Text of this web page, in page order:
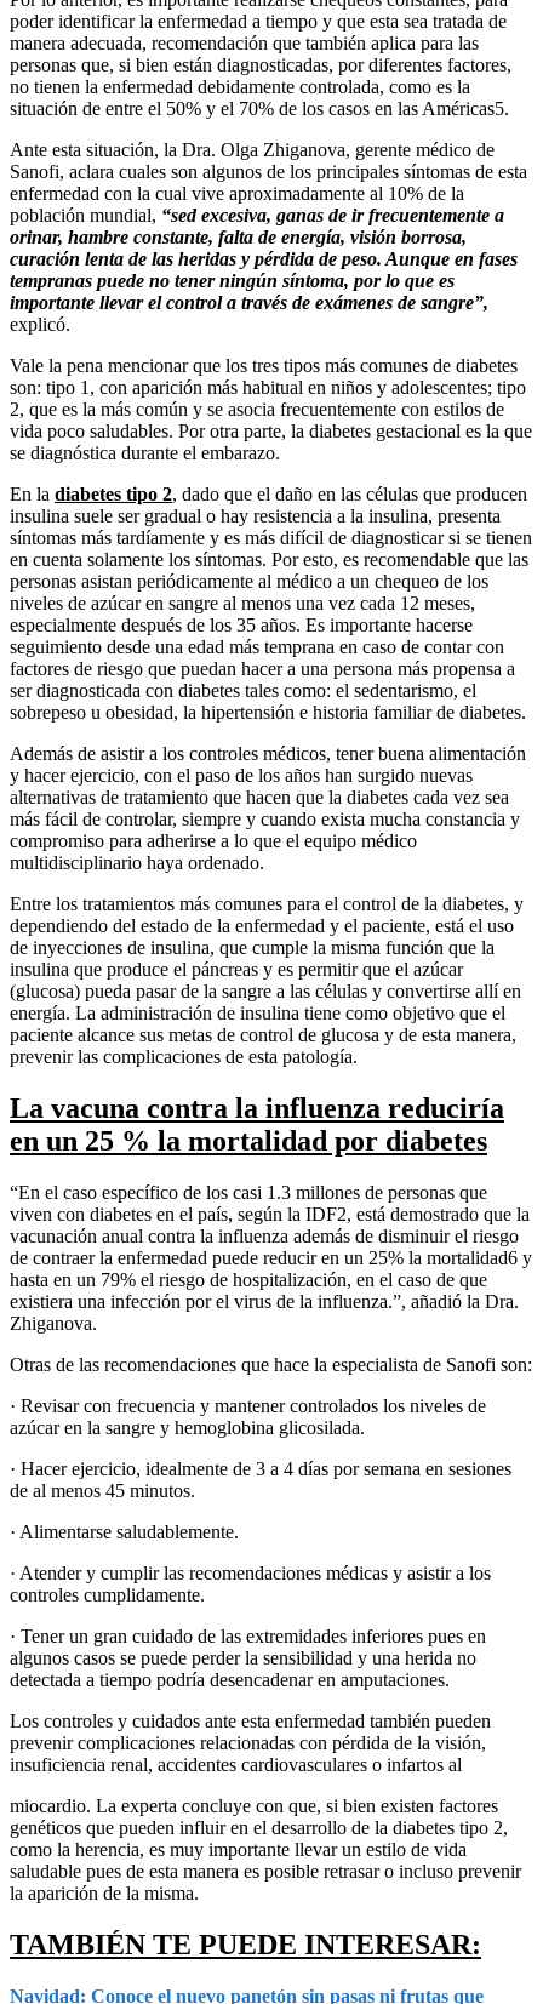
poder identificar la enfermedad a tiempo y que esta sea tratada de
manera adecuada, recomendación que también aplica para las
personas que, si bien están diagnosticadas, por diferentes factores,
no tienen la enfermedad debidamente controlada, como es la
situación de entre el 50% y el 70% de los casos en las Américas5.
Ante esta situación, la Dra. Olga Zhiganova, gerente médico de
Sanofi, aclara cuales son algunos de los principales síntomas de esta
enfermedad con la cual vive aproximadamente al 10% de la
población mundial, “sed excesiva, ganas de ir frecuentemente a
orinar, hambre constante, falta de energía, visión borrosa,
curación lenta de las heridas y pérdida de peso. Aunque en fases
tempranas puede no tener ningún síntoma, por lo que es
importante llevar el control a través de exámenes de sangre”,
explicó.
Vale la pena mencionar que los tres tipos más comunes de diabetes
son: tipo 1, con aparición más habitual en niños y adolescentes; tipo
2, que es la más común y se asocia frecuentemente con estilos de
vida poco saludables. Por otra parte, la diabetes gestacional es la que
se diagnóstica durante el embarazo.
En la diabetes tipo 2, dado que el daño en las células que producen
insulina suele ser gradual o hay resistencia a la insulina, presenta
síntomas más tardíamente y es más difícil de diagnosticar si se tienen
en cuenta solamente los síntomas. Por esto, es recomendable que las
personas asistan periódicamente al médico a un chequeo de los
niveles de azúcar en sangre al menos una vez cada 12 meses,
especialmente después de los 35 años. Es importante hacerse
seguimiento desde una edad más temprana en caso de contar con
factores de riesgo que puedan hacer a una persona más propensa a
ser diagnosticada con diabetes tales como: el sedentarismo, el
sobrepeso u obesidad, la hipertensión e historia familiar de diabetes.
Además de asistir a los controles médicos, tener buena alimentación
y hacer ejercicio, con el paso de los años han surgido nuevas
alternativas de tratamiento que hacen que la diabetes cada vez sea
más fácil de controlar, siempre y cuando exista mucha constancia y
compromiso para adherirse a lo que el equipo médico
multidisciplinario haya ordenado.
Entre los tratamientos más comunes para el control de la diabetes, y
dependiendo del estado de la enfermedad y el paciente, está el uso
de inyecciones de insulina, que cumple la misma función que la
insulina que produce el páncreas y es permitir que el azúcar
(glucosa) pueda pasar de la sangre a las células y convertirse allí en
energía. La administración de insulina tiene como objetivo que el
paciente alcance sus metas de control de glucosa y de esta manera,
prevenir las complicaciones de esta patología.
La vacuna contra la influenza reduciría
en un 25 % la mortalidad por diabetes
“En el caso específico de los casi 1.3 millones de personas que
viven con diabetes en el país, según la IDF2, está demostrado que la
vacunación anual contra la influenza además de disminuir el riesgo
de contraer la enfermedad puede reducir en un 25% la mortalidad6 y
hasta en un 79% el riesgo de hospitalización, en el caso de que
existiera una infección por el virus de la influenza.”, añadió la Dra.
Zhiganova.
Otras de las recomendaciones que hace la especialista de Sanofi son:
· Revisar con frecuencia y mantener controlados los niveles de
azúcar en la sangre y hemoglobina glicosilada.
· Hacer ejercicio, idealmente de 3 a 4 días por semana en sesiones
de al menos 45 minutos.
· Alimentarse saludablemente.
· Atender y cumplir las recomendaciones médicas y asistir a los
controles cumplidamente.
· Tener un gran cuidado de las extremidades inferiores pues en
algunos casos se puede perder la sensibilidad y una herida no
detectada a tiempo podría desencadenar en amputaciones.
Los controles y cuidados ante esta enfermedad también pueden
prevenir complicaciones relacionadas con pérdida de la visión,
insuficiencia renal, accidentes cardiovasculares o infartos al
miocardio. La experta concluye con que, si bien existen factores
genéticos que pueden influir en el desarrollo de la diabetes tipo 2,
como la herencia, es muy importante llevar un estilo de vida
saludable pues de esta manera es posible retrasar o incluso prevenir
la aparición de la misma.
TAMBIÉN TE PUEDE INTERESAR:
Navidad: Conoce el nuevo panetón sin pasas ni frutas que